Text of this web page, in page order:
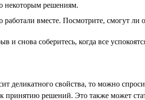
некоторым решениям.
работали вместе. Посмотрите, смогут
и снова соберитесь, когда все
деликатного свойства, то можно
решений. Это также может